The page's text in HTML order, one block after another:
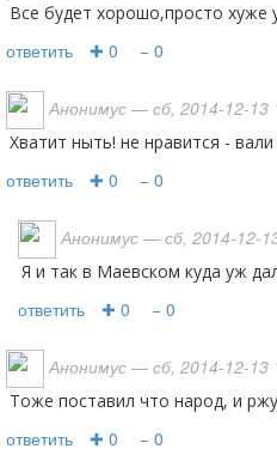
Все будет хорошо,просто хуже
ответить ✚ 0 − 0
Анонимус — сб, 2014-12-13
хватит ныть! не нравится -
ответить ✚ 0 − 0
Анонимус — сб, 2014-12-
Я и так в Маевском куда уж
ответить ✚ 0 − 0
Анонимус — сб, 2014-12-13
Тоже поставил что народ, и
ответить ✚ 0 − 0